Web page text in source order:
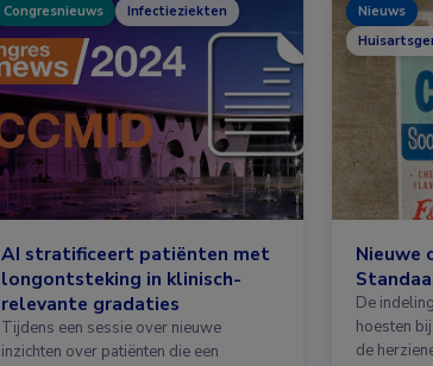
Congresnieuws Infectieziekten
AI stratificeert patiënten met
longontsteking in klinisch-
relevante gradaties
Tijdens een sessie over nieuwe
inzichten over patiënten die een
Nieuws
Nieuwe
De
hoesten
de